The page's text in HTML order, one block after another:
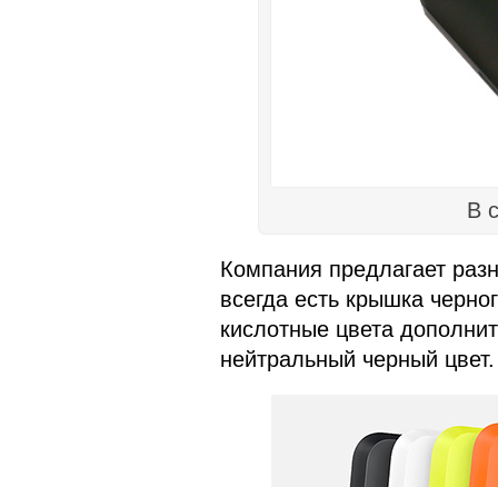
В
Компания предлагает
всегда есть крышка
кислотные цвета
нейтральный черный цвет.